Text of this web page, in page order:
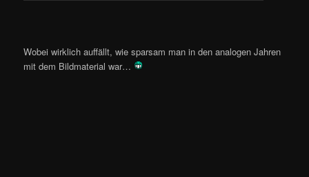
Wobei wirklich auffällt, wie sparsam man in den analogen Jahren
mit dem Bildmaterial war…